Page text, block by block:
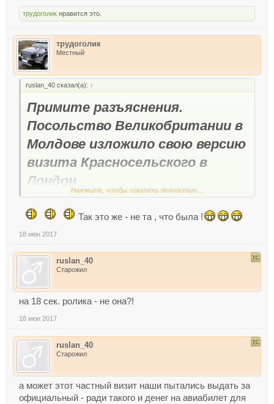
трудоголик нравится это.
трудоголик
Местный
ruslan_40 сказал(а): ↑
Примите разъяснения.
Посольство Великобритании в
Молдове изложило свою версию
визита Красносельского в
Лондон
http://newsmaker.md/rus/novosti/pri...nii-v-moldove-izlozhilo-
супруга президента?
И кто оплачивал её авиабилет? Бюджет или она сама?
Нажмите, чтобы показать полностью ...
Так это же - не та , что была !
18 июн 2017
ruslan_40
Старожил
на 18 сек. ролика - не она?!
18 июн 2017
ruslan_40
Старожил
а может этот частный визит наши пытались выдать за
официальный - ради такого и денег на авиабилет для